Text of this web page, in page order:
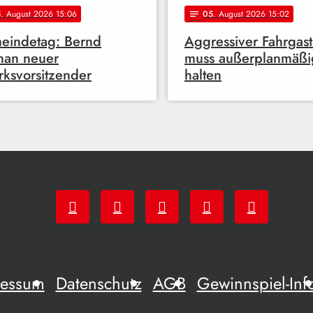
. August 2026 15:06
Bernd
neuer
notes 05. August 2026 15:02
Aggressiver
muss
halten
Datenschutz AGB Gewinnspiel-